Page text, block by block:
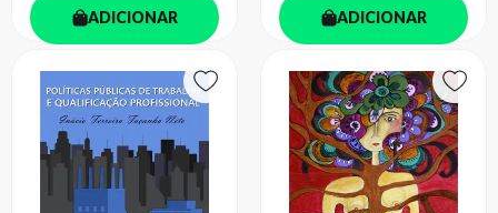
ADICIONAR ADICIONAR